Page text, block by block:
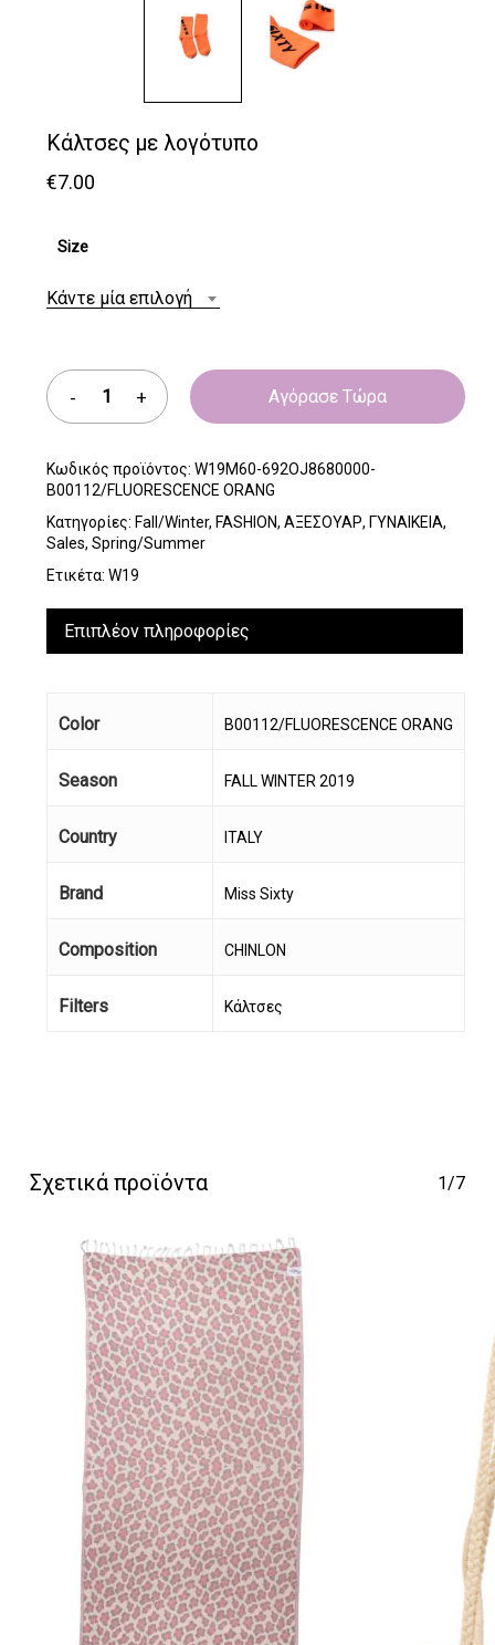
Κανένα προϊόν στο
καλάθι σας.
Go To Shop
Κάλτσες με λογότυπο
€7.00
Size
Κάντε μία επιλογή
Αγόρασε Τώρα
Κωδικός προϊόντος: W19M60-692OJ8680000-
B00112/FLUORESCENCE ORANG
Κατηγορίες: Fall/Winter, FASHION, ΑΞΕΣΟΥΑΡ, ΓΥΝΑΙΚΕΙΑ,
Sales, Spring/Summer
Ετικέτα: W19
Επιπλέον πληροφορίες
Color B00112/FLUORESCENCE ORANG
Season FALL WINTER 2019
Country ITALY
Brand Miss Sixty
Composition CHINLON
Filters Κάλτσες
Σχετικά προϊόντα 1/7